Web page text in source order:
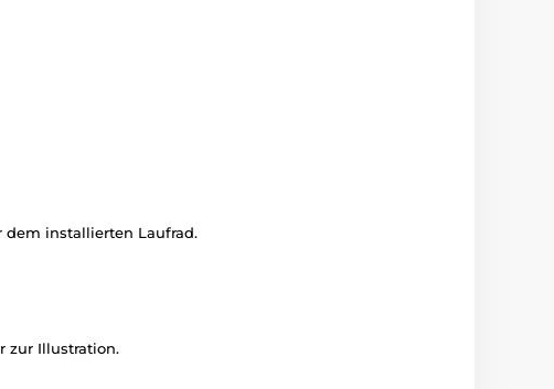
dem installierten Laufrad.
zur Illustration.